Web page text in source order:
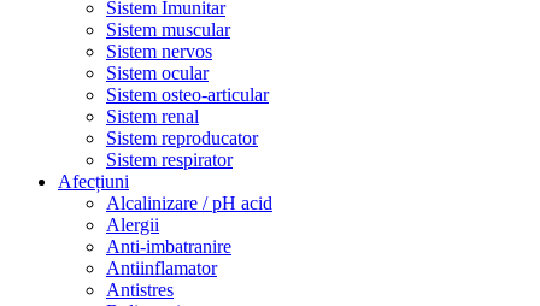
Sistem Imunitar
Sistem muscular
Sistem nervos
Sistem ocular
Sistem osteo-articular
Sistem renal
Sistem reproducator
Sistem respirator
Afecțiuni
Alcalinizare / pH acid
Alergii
Anti-imbatranire
Antiinflamator
Antistres